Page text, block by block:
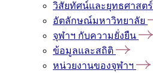
วิสัยทัศน์และยุทธศาสตร์
อัตลักษณ์มหาวิทยาลัย
จุฬาฯ กับความยั่งยืน
ข้อมูลและสถิติ
หน่วยงานของจุฬาฯ